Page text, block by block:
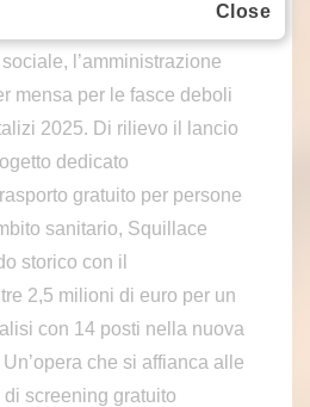
l’amministrazione
mensa per le fasce deboli
2025. Di rilievo il lancio
dedicato
gratuito per persone
sanitario, Squillace
storico con il
2,5 milioni di euro per un
con 14 posti nella nuova
che si affianca alle
screening gratuito
Close